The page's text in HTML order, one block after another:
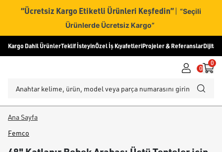
“Ücretsiz Kargo Etiketli Ürünleri Keşfedin” | “Seçili
Ürünlerde Ücretsiz Kargo”
Kargo Dahil ÜrünlerTeklif İsteyinÖzel İş KıyafetleriProjeler & ReferanslarDijital
0
0
Ana Sayfa
Femco